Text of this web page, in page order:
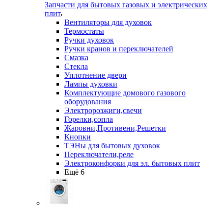
Запчасти для бытовых газовых и электрических
плит
Вентиляторы для духовок
Термостаты
Ручки духовок
Ручки кранов и переключателей
Смазка
Стекла
Уплотнение двери
Лампы духовки
Комплектующие домового газового
оборудования
Электророзжиги,свечи
Горелки,сопла
Жаровни,Противени,Решетки
Кнопки
ТЭНы для бытовых духовок
Переключатели,реле
Электроконфорки для эл. бытовых плит
Ещё 6